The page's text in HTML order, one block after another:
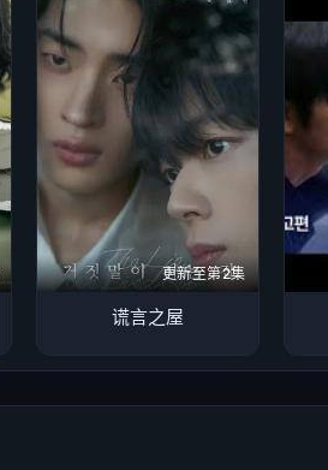
更新至第2集
谎言之屋